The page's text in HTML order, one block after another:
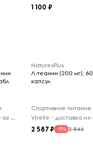
1 100
Virelle - доставка из-за рубежа
NaturesPlus
Л-теанин (200 мг), 60
капсул
Спортивное питание
2 587 -9% 2 846